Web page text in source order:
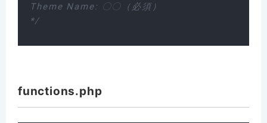
Theme Name: 〇〇（必須）
*/
functions.php